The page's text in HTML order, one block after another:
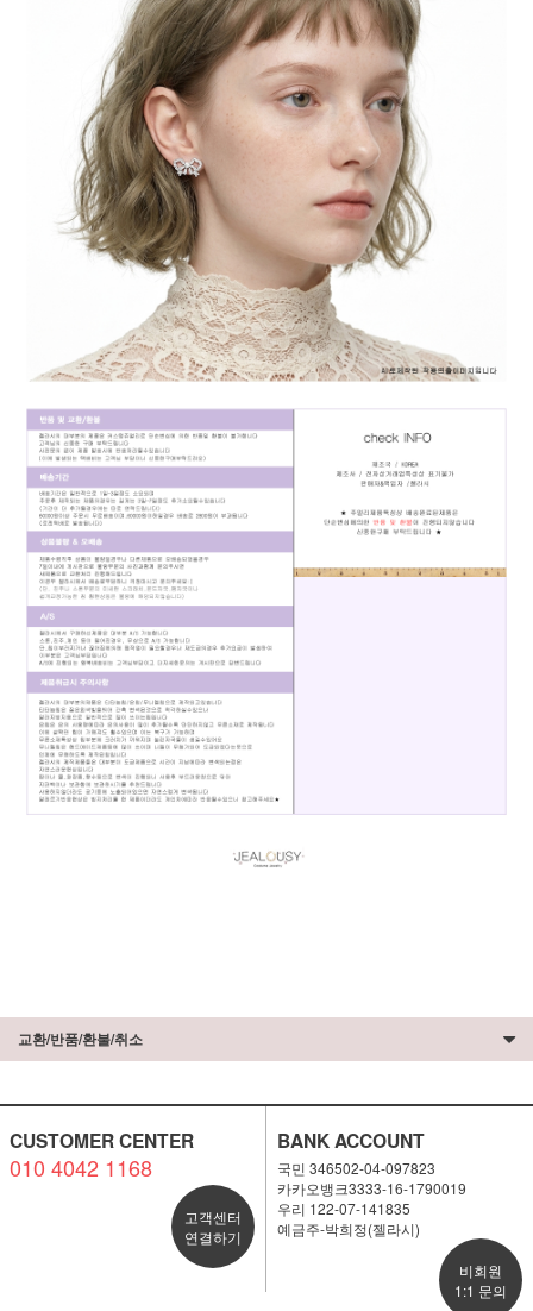
교환/반품/환불/취소
CUSTOMER CENTER
010 4042 1168
고객센터
연결하기
BANK ACCOUNT
국민 346502-04-097823
카카오뱅크3333-16-1790019
우리 122-07-141835
예금주-박희정(젤라시)
비회원
1:1 문의